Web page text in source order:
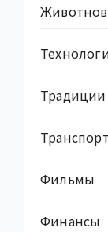
Традиции
Фильмы
Финансы